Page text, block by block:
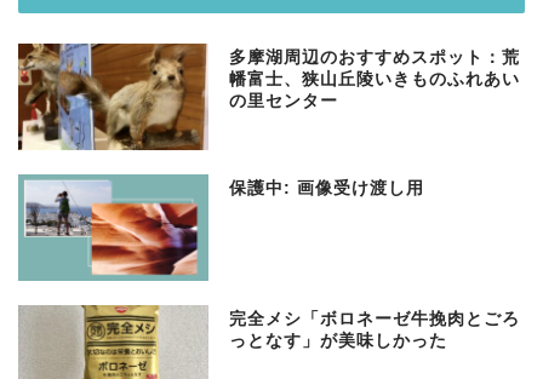
多摩湖周辺のおすすめスポット：荒
幡富士、狭山丘陵いきものふれあい
の里センター
保護中: 画像受け渡し用
完全メシ「ボロネーゼ牛挽肉とごろ
っとなす」が美味しかった